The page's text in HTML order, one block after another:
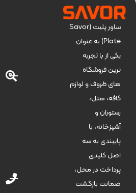
ساور پلیت (Savor
Plate) به عنوان
یکی از با تجربه
ترین فروشگاه
های ظروف و لوازم
کافه، هتل،
رستوران و
آشپزخانه، با
پایبندی به سه
اصل کلیدی
پرداخت در محل،
ضمانت بازگشت